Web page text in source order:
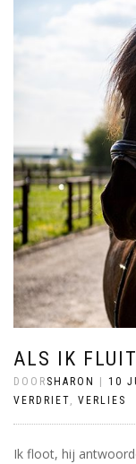
ALS IK
DOOR SHARON 10
VERDRIET, VERLIES
Ik floot, hij